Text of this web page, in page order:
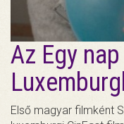
Az Egy
Első magyar filmként